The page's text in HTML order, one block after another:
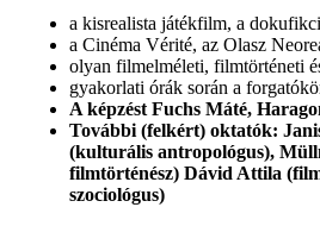
a kisrealista játékfilm, a
a Cinéma Vérité, az Olasz
olyan filmelméleti, filmtörténeti
gyakorlati órák során a
A képzést Fuchs Máté,
További (felkért) oktatók:
(kulturális antropológus),
filmtörténész) Dávid Attila
szociológus)